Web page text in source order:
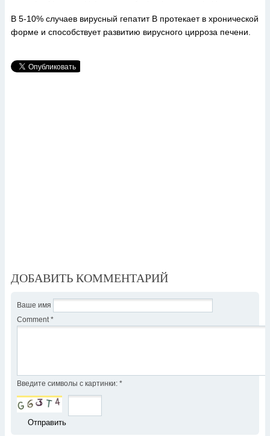
В 5-10% случаев вирусный гепатит В протекает в хронической
форме и способствует развитию вирусного цирроза печени.
ДОБАВИТЬ КОММЕНТАРИЙ
Ваше имя
Comment *
Введите символы с картинки: *